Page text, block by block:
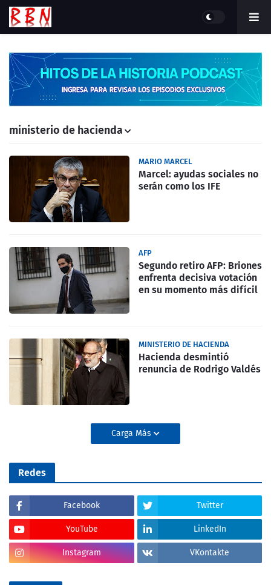
ministerio de hacienda
MARIO MARCEL
Marcel: ayudas sociales no
serán como los IFE
AFP
Segundo retiro AFP: Briones
enfrenta decisiva votación
en su momento más difícil
MINISTERIO DE HACIENDA
Hacienda desmintió
renuncia de Rodrigo Valdés
Carga Más
Redes
Facebook Twitter
YouTube LinkedIn
Instagram VKontakte